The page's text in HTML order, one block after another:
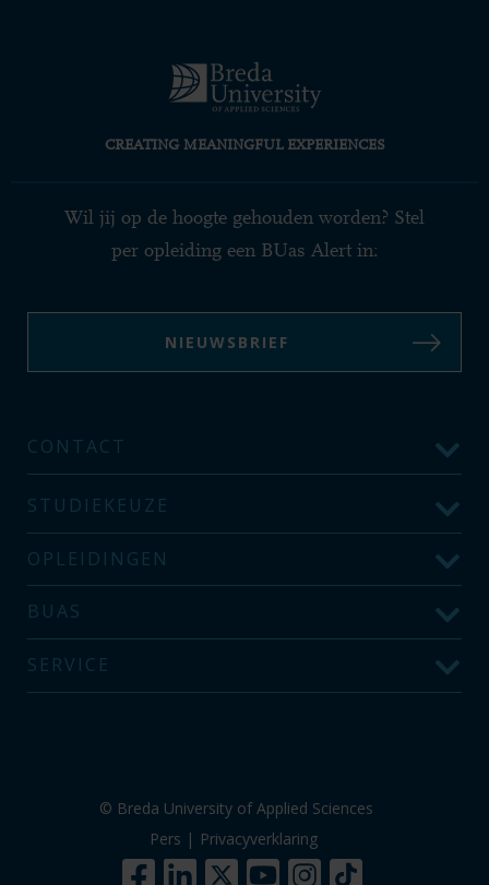
CREATING MEANINGFUL EXPERIENCES
Wil jij op de hoogte gehouden worden? Stel
per opleiding een BUas Alert in:
NIEUWSBRIEF
CONTACT
STUDIEKEUZE
OPLEIDINGEN
BUAS
SERVICE
© Breda University of Applied Sciences
Pers | Privacyverklaring